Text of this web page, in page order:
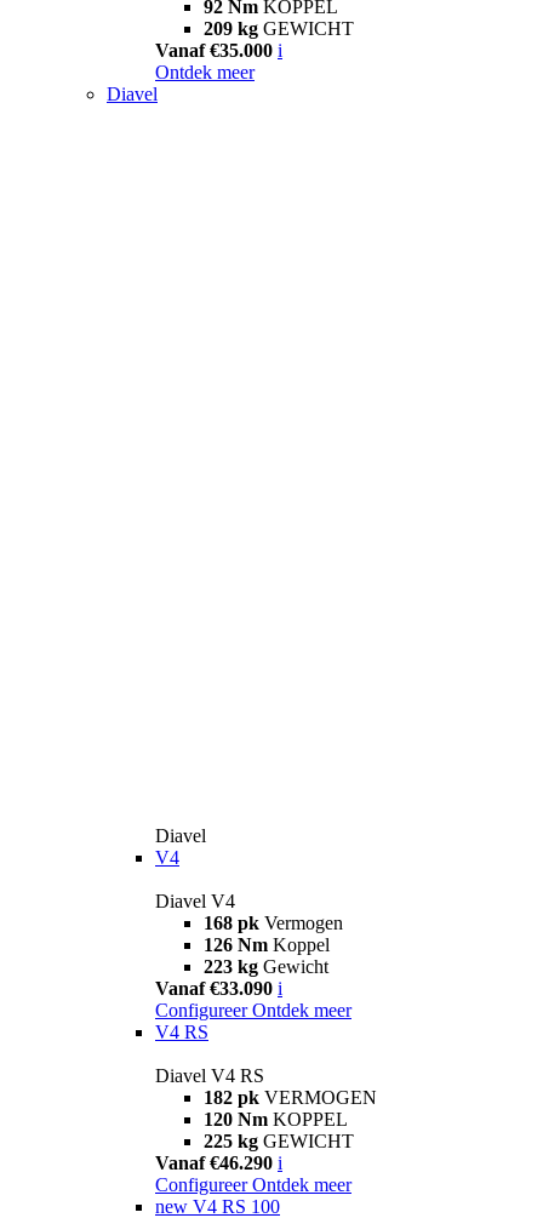
92 Nm KOPPEL
209 kg GEWICHT
Vanaf €35.000 i
Ontdek meer
Diavel
Diavel
V4
Diavel V4
168 pk Vermogen
126 Nm Koppel
223 kg Gewicht
Vanaf €33.090 i
Configureer Ontdek meer
V4 RS
Diavel V4 RS
182 pk VERMOGEN
120 Nm KOPPEL
225 kg GEWICHT
Vanaf €46.290 i
Configureer Ontdek meer
new V4 RS 100